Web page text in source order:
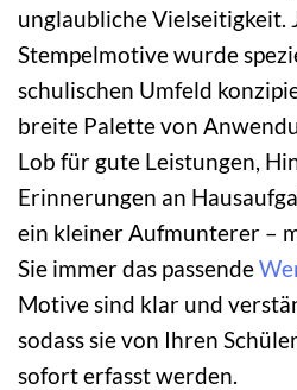
unglaubliche Vielseitigkeit.
Stempelmotive wurde
schulischen Umfeld
breite Palette von
Lob für gute Leistungen,
Erinnerungen an
ein kleiner Aufmunterer –
Sie immer das passende
Motive sind klar und
sodass sie von Ihren
sofort erfasst werden.